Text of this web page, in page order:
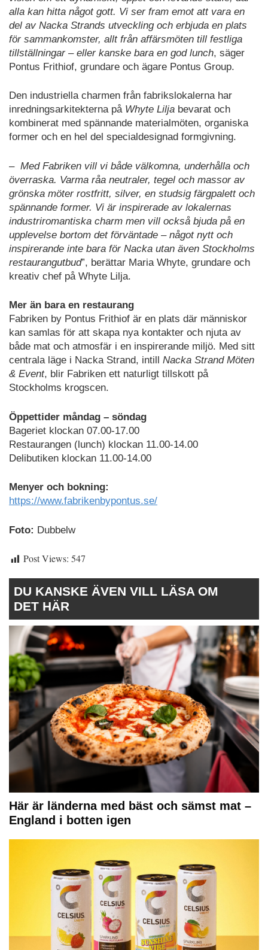
alla kan hitta något gott. Vi ser fram emot att vara en
del av Nacka Strands utveckling och erbjuda en plats
för sammankomster, allt från affärsmöten till festliga
tillställningar – eller kanske bara en god lunch, säger
Pontus Frithiof, grundare och ägare Pontus Group.
Den industriella charmen från fabrikslokalerna har
inredningsarkitekterna på Whyte Lilja bevarat och
kombinerat med spännande materialmöten, organiska
former och en hel del specialdesignad formgivning.
– Med Fabriken vill vi både välkomna, underhålla och
överraska. Varma råa neutraler, tegel och massor av
grönska möter rostfritt, silver, en studsig färgpalett och
spännande former. Vi är inspirerade av lokalernas
industriromantiska charm men vill också bjuda på en
upplevelse bortom det förväntade – något nytt och
inspirerande inte bara för Nacka utan även Stockholms
restaurangutbud”, berättar Maria Whyte, grundare och
kreativ chef på Whyte Lilja.
Mer än bara en restaurang
Fabriken by Pontus Frithiof är en plats där människor
kan samlas för att skapa nya kontakter och njuta av
både mat och atmosfär i en inspirerande miljö. Med sitt
centrala läge i Nacka Strand, intill Nacka Strand Möten
& Event, blir Fabriken ett naturligt tillskott på
Stockholms krogscen.
Öppettider måndag – söndag
Bageriet klockan 07.00-17.00
Restaurangen (lunch) klockan 11.00-14.00
Delibutiken klockan 11.00-14.00
Menyer och bokning:
https://www.fabrikenbypontus.se/
Foto: Dubbelw
Post Views: 547
DU KANSKE ÄVEN VILL LÄSA OM
DET HÄR
Här är länderna med bäst och sämst mat –
England i botten igen